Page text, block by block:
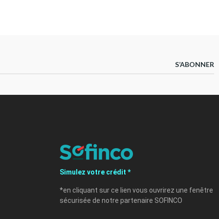
S’ABONNER
Simulez votre crédit *
*en cliquant sur ce lien vous ouvrirez une fenêtre
sécurisée de notre partenaire SOFINCO